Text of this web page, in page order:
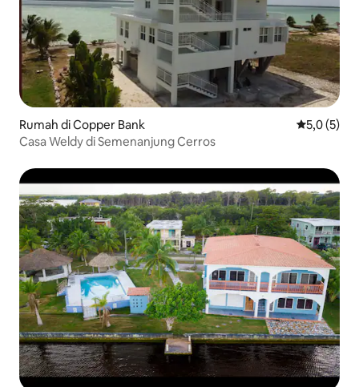
Rumah di Copper Bank Nilai rata-
5,0 (5)
Casa Weldy di Semenanjung Cerros